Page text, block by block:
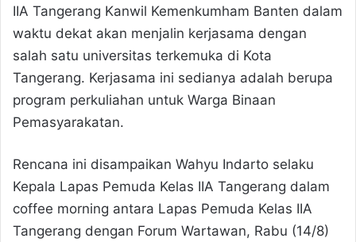
IIA Tangerang Kanwil Kemenkumham Banten dalam
waktu dekat akan menjalin kerjasama dengan
salah satu universitas terkemuka di Kota
Tangerang. Kerjasama ini sedianya adalah berupa
program perkuliahan untuk Warga Binaan
Pemasyarakatan.
Rencana ini disampaikan Wahyu Indarto selaku
Kepala Lapas Pemuda Kelas IIA Tangerang dalam
coffee morning antara Lapas Pemuda Kelas IIA
Tangerang dengan Forum Wartawan, Rabu (14/8)